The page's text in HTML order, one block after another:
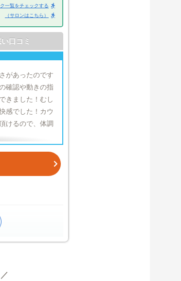
一覧をチェックする
（サロンはこちら）
があったのです
確認や動きの指
きました！むし
感でした！カウ
けるので、体調
口コミ